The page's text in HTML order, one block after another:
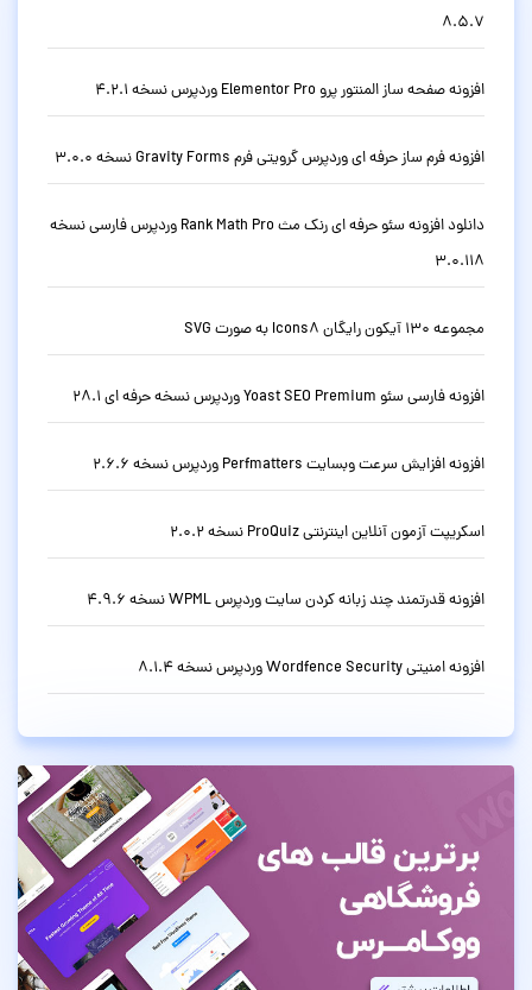
8.5.7
افزونه صفحه ساز المنتور پرو Elementor Pro وردپرس نسخه 4.2.1
افزونه فرم ساز حرفه ای وردپرس گرویتی فرم Gravity Forms نسخه 3.0.0
دانلود افزونه سئو حرفه ای رنک مث Rank Math Pro وردپرس فارسی نسخه
3.0.118
مجموعه 130 آیکون رایگان Icons8 به صورت SVG
افزونه فارسی سئو Yoast SEO Premium وردپرس نسخه حرفه ای 28.1
افزونه افزایش سرعت وبسایت Perfmatters وردپرس نسخه 2.6.6
اسکریپت آزمون آنلاین اینترنتی ProQuiz نسخه 2.0.2
افزونه قدرتمند چند زبانه کردن سایت وردپرس WPML نسخه 4.9.6
افزونه امنیتی Wordfence Security وردپرس نسخه 8.1.4